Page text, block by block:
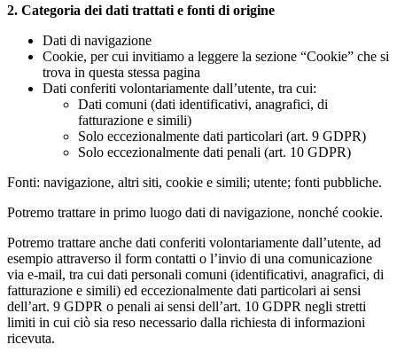
2. Categoria dei dati trattati e fonti di origine
Dati di navigazione
Cookie, per cui invitiamo a leggere la sezione “Cookie” che si
trova in questa stessa pagina
Dati conferiti volontariamente dall’utente, tra cui:
Dati comuni (dati identificativi, anagrafici, di
fatturazione e simili)
Solo eccezionalmente dati particolari (art. 9 GDPR)
Solo eccezionalmente dati penali (art. 10 GDPR)
Fonti: navigazione, altri siti, cookie e simili; utente; fonti pubbliche.
Potremo trattare in primo luogo dati di navigazione, nonché cookie.
Potremo trattare anche dati conferiti volontariamente dall’utente, ad
esempio attraverso il form contatti o l’invio di una comunicazione
via e-mail, tra cui dati personali comuni (identificativi, anagrafici, di
fatturazione e simili) ed eccezionalmente dati particolari ai sensi
dell’art. 9 GDPR o penali ai sensi dell’art. 10 GDPR negli stretti
limiti in cui ciò sia reso necessario dalla richiesta di informazioni
ricevuta.